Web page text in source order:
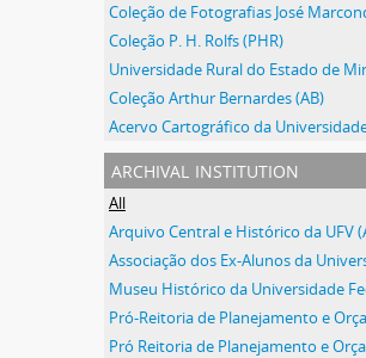
Coleção P. H. Rolfs (PHR)
Coleção Arthur Bernardes (AB)
archival institution
All